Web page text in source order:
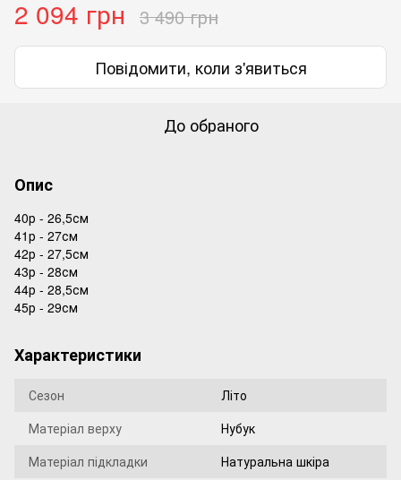
2 094 грн 3 490 грн
Повідомити, коли з'явиться
До обраного
Опис
40р - 26,5см
41р - 27см
42р - 27,5см
43р - 28см
44р - 28,5см
45р - 29см
Характеристики
Сезон
Літо
Матеріал верху
Нубук
Матеріал підкладки
Натуральна шкіра